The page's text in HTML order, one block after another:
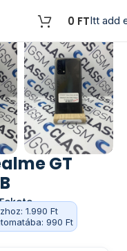
0 FTItt add
GT
1.990 Ft
990 Ft